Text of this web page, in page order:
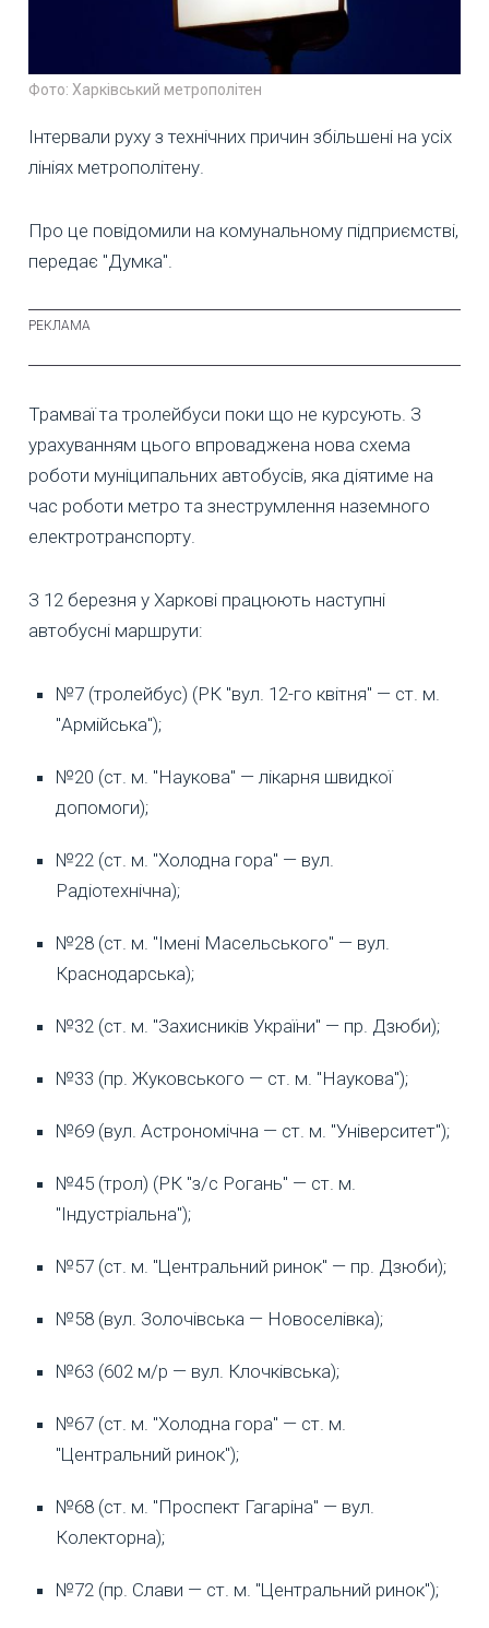
Фото: Харківський метрополітен
Інтервали руху з технічних причин збільшені на усіх
лініях метрополітену.
Про це повідомили на комунальному підприємстві,
передає "Думка".
Трамваї та тролейбуси поки що не курсують. З
урахуванням цього впроваджена нова схема
роботи муніципальних автобусів, яка діятиме на
час роботи метро та знеструмлення наземного
електротранспорту.
З 12 березня у Харкові працюють наступні
автобусні маршрути:
№7 (тролейбус) (РК "вул. 12-го квітня" — ст. м.
"Армійська");
№20 (ст. м. "Наукова" — лікарня швидкої
допомоги);
№22 (ст. м. "Холодна гора" — вул.
Радіотехнічна);
№28 (ст. м. "Імені Масельського" — вул.
Краснодарська);
№32 (ст. м. "Захисників України" — пр. Дзюби);
№33 (пр. Жуковського — ст. м. "Наукова");
№69 (вул. Астрономічна — ст. м. "Університет");
№45 (трол) (РК "з/с Рогань" — ст. м.
"Індустріальна");
№57 (ст. м. "Центральний ринок" — пр. Дзюби);
№58 (вул. Золочівська — Новоселівка);
№63 (602 м/р — вул. Клочківська);
№67 (ст. м. "Холодна гора" — ст. м.
"Центральний ринок");
№68 (ст. м. "Проспект Гагаріна" — вул.
Колекторна);
№72 (пр. Слави — ст. м. "Центральний ринок");